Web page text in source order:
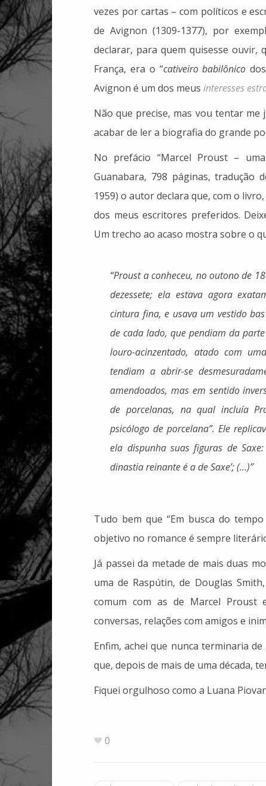
vezes por cartas – com políticos e
de Avignon (1309-1377), por
declarar, para quem quisesse ouvir,
França, era o “cativeiro babilônico
Avignon é um dos meus interesses
Não que precise, mas vou tentar
acabar de ler a biografia do grande
No prefácio “Marcel Proust –
Guanabara, 798 páginas, tradução
1959) o autor declara que, com o
dos meus escritores preferidos.
Um trecho ao acaso mostra sobre o
“Proust a conheceu, no outono de
dezessete; ela estava agora
cintura fina, e usava um vestido
de cada lado, que pendiam da
louro-acinzentado, atado com
tendiam a abrir-se
amendoados, mas em sentido
de porcelanas, na qual incluía
psicólogo de porcelana”. Ele
ela dispunha suas figuras de
dinastia reinante é a de Saxe’; (…)”
Tudo bem que “Em busca do
objetivo no romance é sempre
Já passei da metade de mais duas
uma de Raspútin, de Douglas
comum com as de Marcel Proust
conversas, relações com amigos e
Enfim, achei que nunca terminaria
que, depois de mais de uma década,
Fiquei orgulhoso como a Luana
0